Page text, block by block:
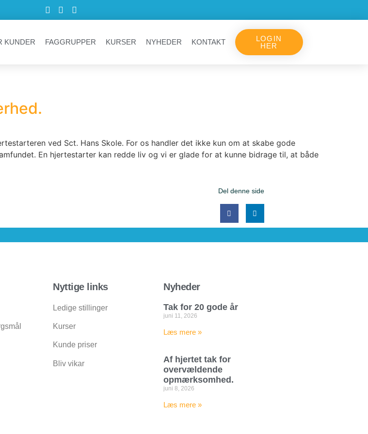
KUNDER FAGGRUPPER KURSER NYHEDER KONTAKT
LOGIN
HER
ved Sct. Hans Skole. For os handler det ikke kun om at skabe gode
En hjertestarter kan redde liv og vi er glade for at kunne bidrage til, at både
Del denne side
Nyttige links
Ledige stillinger
Kurser
Kunde priser
Bliv vikar
Nyheder
Tak for 20 gode år
juni 11, 2026
Læs mere »
Af hjertet tak for
overvældende
opmærksomhed.
juni 8, 2026
Læs mere »